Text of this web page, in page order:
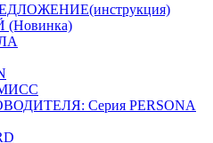
Серия PERSONA